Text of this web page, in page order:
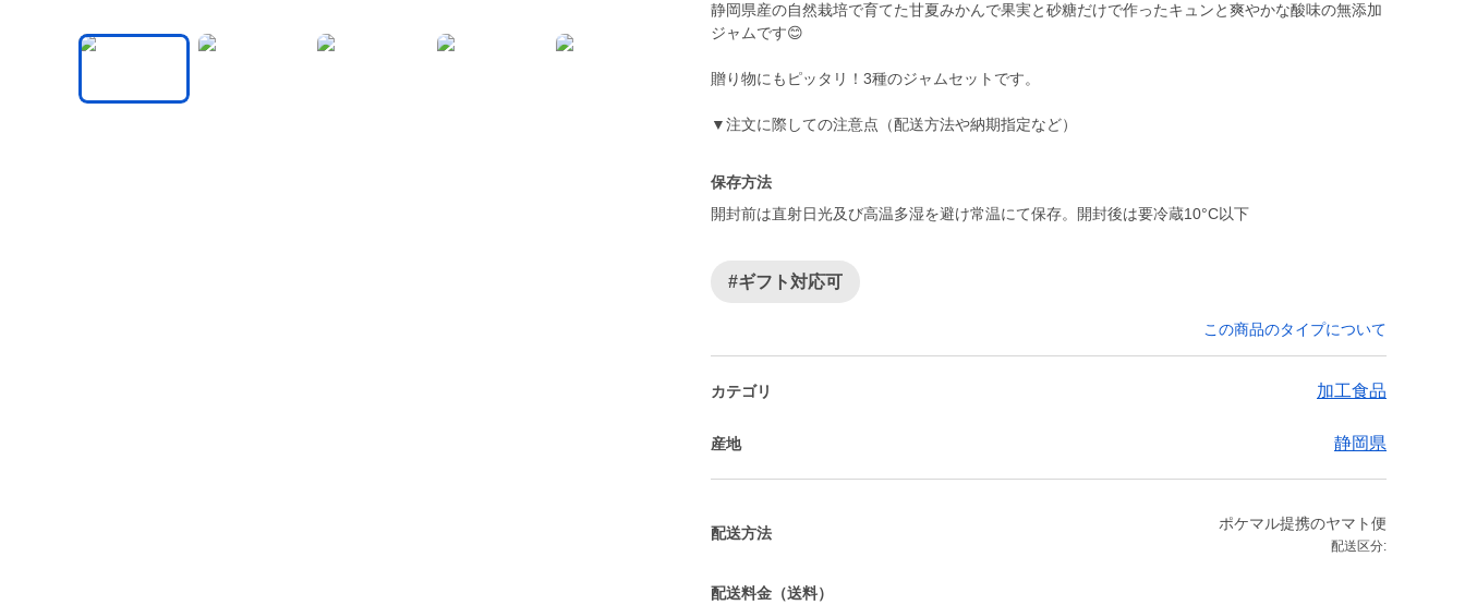
静岡県産の自然栽培で育てた甘夏みかんで果実と砂糖だけで作ったキュンと爽やかな酸味の無添加
ジャムです😊
贈り物にもピッタリ！3種のジャムセットです。
▼注文に際しての注意点（配送方法や納期指定など）
保存方法
開封前は直射日光及び高温多湿を避け常温にて保存。開封後は要冷蔵10°C以下
#ギフト対応可
この商品のタイプについて
カテゴリ 加工食品
産地 静岡県
配送方法
ポケマル提携のヤマト便
配送区分:
配送料金（送料）